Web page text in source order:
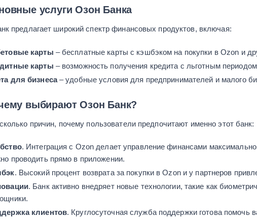
услуги Озон Банка
предлагает широкий спектр финансовых продуктов, включая:
карты – бесплатные карты с кэшбэком на покупки в Ozon и
карты – возможность получения кредита с льготным
для бизнеса– удобные условия для предпринимателей и малого
выбирают Озон Банк?
причин, почему пользователи предпочитают именно этот банк:
. Интеграция с Ozon делает управление финансами
проводить прямо в приложении.
. Высокий процент возврата за покупки в Ozon и у партнеров
. Банк активно внедряет новые технологии, такие как
клиентов. Круглосуточная служба поддержки готова помочь